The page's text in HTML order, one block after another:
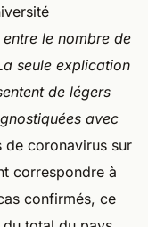
le nombre de
seule explication
de légers
avec
de coronavirus sur
correspondre à
confirmés, ce